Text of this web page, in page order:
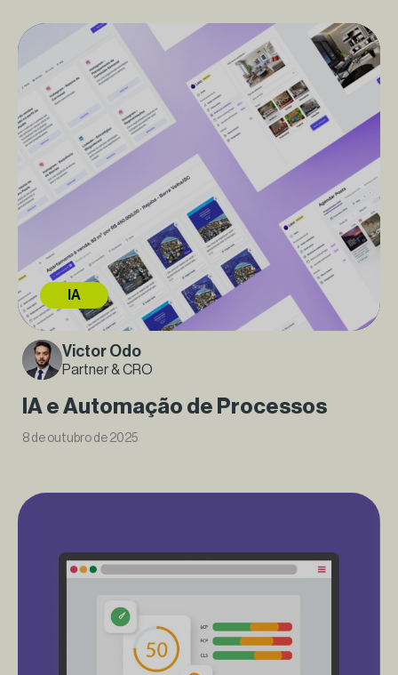
IA
Victor Odo
Partner & CRO
IA e Automação de Processos
8 de outubro de 2025